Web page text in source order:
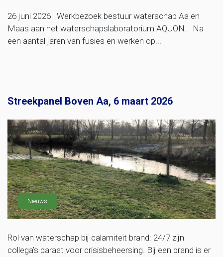
26 juni 2026 Werkbezoek bestuur waterschap Aa en
Maas aan het waterschapslaboratorium AQUON. Na
een aantal jaren van fusies en werken op...
Streekpanel Boven Aa, 6 maart 2026
Nieuws
Rol van waterschap bij calamiteit brand: 24/7 zijn
collega’s paraat voor crisisbeheersing. Bij een brand is er